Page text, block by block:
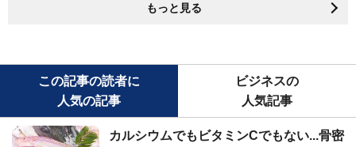
もっと見る
この記事の読者に
人気の記事
ビジネスの
人気記事
カルシウムでもビタミンCでもない...骨密